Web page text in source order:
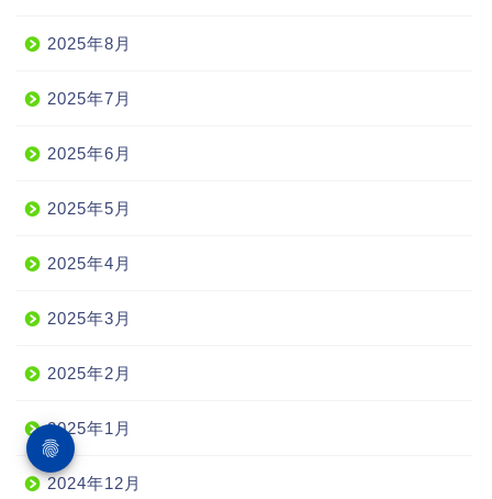
2025年8月
2025年7月
2025年6月
2025年5月
2025年4月
2025年3月
2025年2月
2025年1月
2024年12月